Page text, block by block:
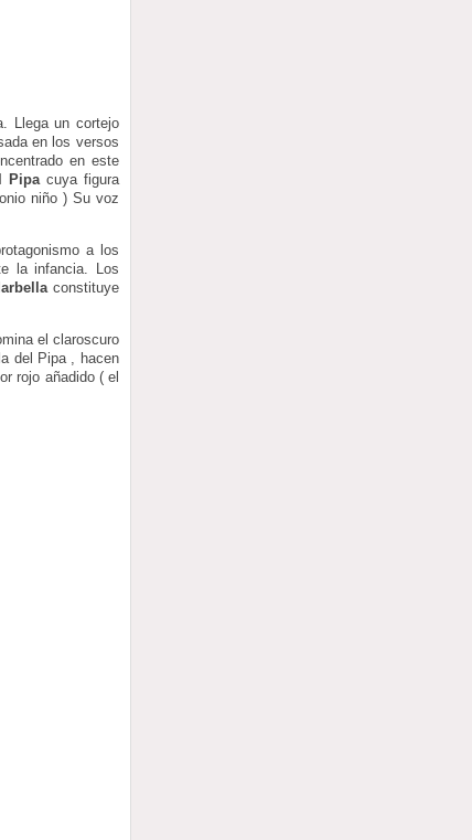
Llega un cortejo
en los versos
en este
Pipacuya figura
niño ) Su voz
a los
la infancia. Los
constituye
el claroscuro
del Pipa , hacen
rojo añadido ( el